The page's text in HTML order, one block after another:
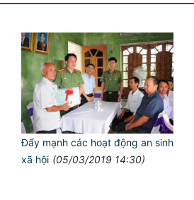
Đẩy mạnh các hoạt động an sinh
xã hội (05/03/2019 14:30)